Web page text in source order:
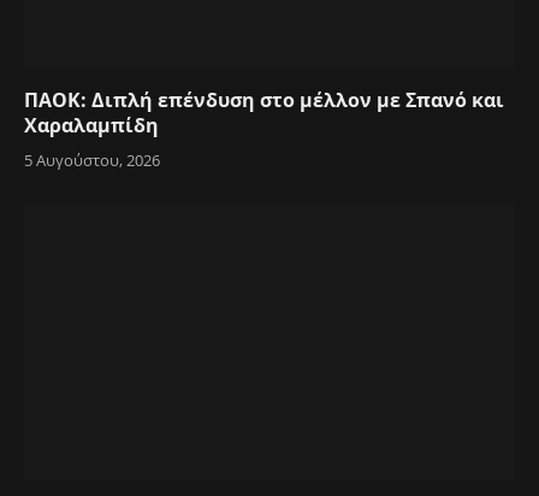
ΠΑΟΚ: Διπλή επένδυση στο μέλλον με Σπανό και
Χαραλαμπίδη
5 Αυγούστου, 2026